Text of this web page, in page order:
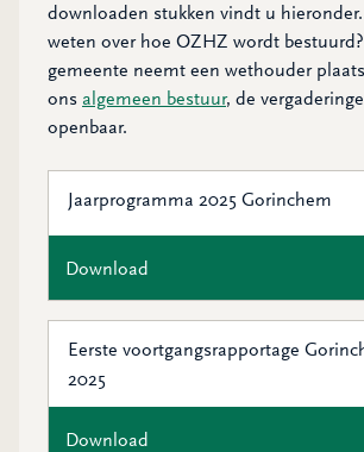
downloaden stukken vindt u
weten over hoe OZHZ wordt
gemeente neemt een wethouder
ons algemeen bestuur, de
openbaar.
Jaarprogramma 2025 Gorinchem
Download
Eerste voortgangsrapportage
2025
Download